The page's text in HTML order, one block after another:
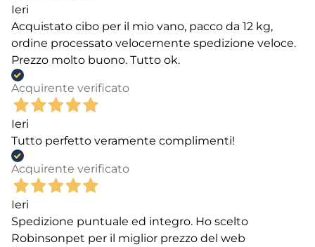
Ieri
Acquistato cibo per il mio vano, pacco da 12 kg,
ordine processato velocemente spedizione veloce.
Prezzo molto buono. Tutto ok.
Acquirente verificato
Ieri
Tutto perfetto veramente complimenti!
Acquirente verificato
Ieri
Spedizione puntuale ed integro. Ho scelto
Robinsonpet per il miglior prezzo del web